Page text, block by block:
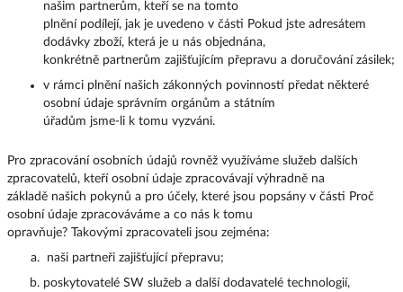
našim partnerům, kteří se na tomto
plnění podílejí, jak je uvedeno v části Pokud jste adresátem
dodávky zboží, která je u nás objednána,
konkrétně partnerům zajišťujícím přepravu a doručování zásilek;
v rámci plnění našich zákonných povinností předat některé
osobní údaje správním orgánům a státním
úřadům jsme-li k tomu vyzváni.
Pro zpracování osobních údajů rovněž využíváme služeb dalších
zpracovatelů, kteří osobní údaje zpracovávají výhradně na
základě našich pokynů a pro účely, které jsou popsány v části Proč
osobní údaje zpracováváme a co nás k tomu
opravňuje? Takovými zpracovateli jsou zejména:
naši partneři zajišťující přepravu;
poskytovatelé SW služeb a další dodavatelé technologií,